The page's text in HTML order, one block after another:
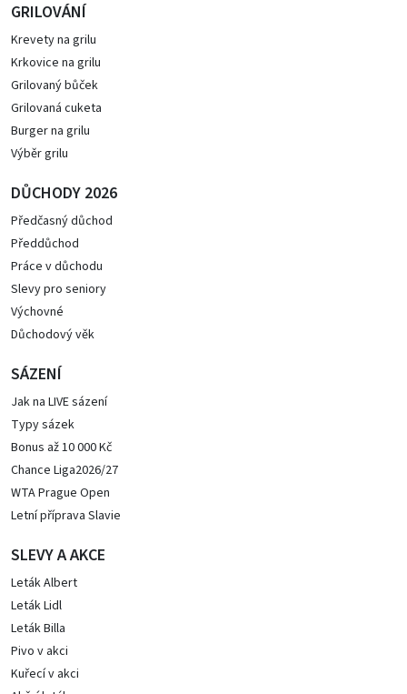
GRILOVÁNÍ
Krevety na grilu
Krkovice na grilu
Grilovaný bůček
Grilovaná cuketa
Burger na grilu
Výběr grilu
DŮCHODY 2026
Předčasný důchod
Předdůchod
Práce v důchodu
Slevy pro seniory
Výchovné
Důchodový věk
SÁZENÍ
Jak na LIVE sázení
Typy sázek
Bonus až 10 000 Kč
Chance Liga2026/27
WTA Prague Open
Letní příprava Slavie
SLEVY A AKCE
Leták Albert
Leták Lidl
Leták Billa
Pivo v akci
Kuřecí v akci